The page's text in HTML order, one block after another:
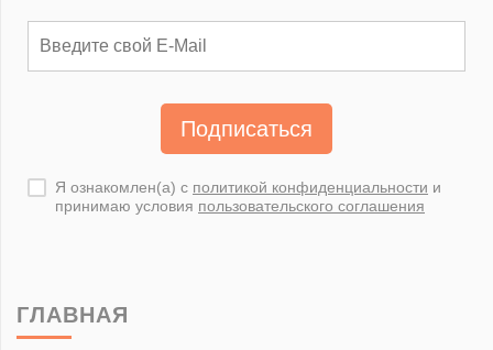
Подписаться
Я ознакомлен(а) с политикой конфиденциальности и
принимаю условия пользовательского соглашения
ГЛАВНАЯ